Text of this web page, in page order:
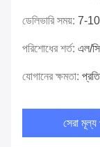
ডেলিভারি সময়: 7-10
পরিশোধের শর্ত: এল/
যোগানের ক্ষমতা:
সেরা মূল্য